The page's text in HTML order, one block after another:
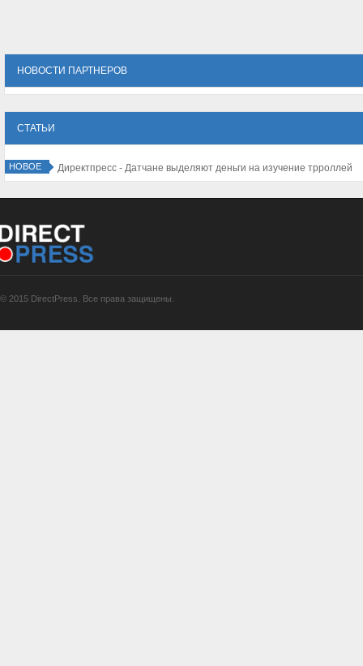
НОВОСТИ ПАРТНЕРОВ
СТАТЬИ
НОВОЕ Директпресс - Датчане выделяют деньги на изучение трроллей
© 2015 DirectPress. Все права защищены.